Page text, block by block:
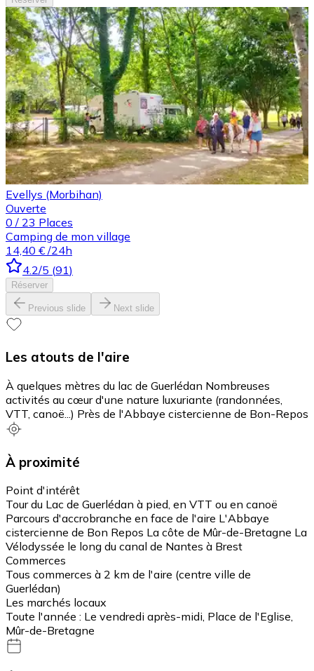
Evellys (Morbihan)
Ouverte
0 / 23 Places
Camping de mon village
14,40 € /24h
4.2/5 (91)
Réserver
Previous slide Next slide
Les atouts de l'aire
À quelques mètres du lac de Guerlédan Nombreuses
activités au cœur d'une nature luxuriante (randonnées,
VTT, canoë...) Près de l'Abbaye cistercienne de Bon-Repos
À proximité
Point d'intérêt
Tour du Lac de Guerlédan à pied, en VTT ou en canoë
Parcours d'accrobranche en face de l'aire L'Abbaye
cistercienne de Bon Repos La côte de Mûr-de-Bretagne La
Vélodyssée le long du canal de Nantes à Brest
Commerces
Tous commerces à 2 km de l'aire (centre ville de
Guerlédan)
Les marchés locaux
Toute l'année : Le vendredi après-midi, Place de l'Eglise,
Mûr-de-Bretagne